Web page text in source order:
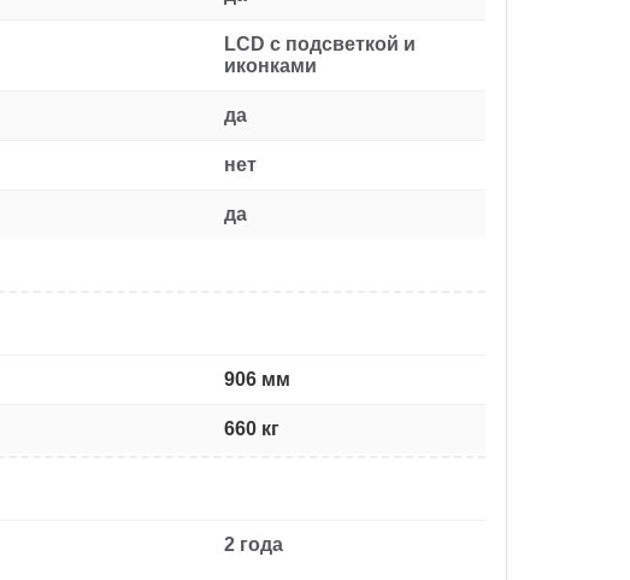
LCD с подсветкой и
иконками
да
нет
да
906 мм
660 кг
2 года